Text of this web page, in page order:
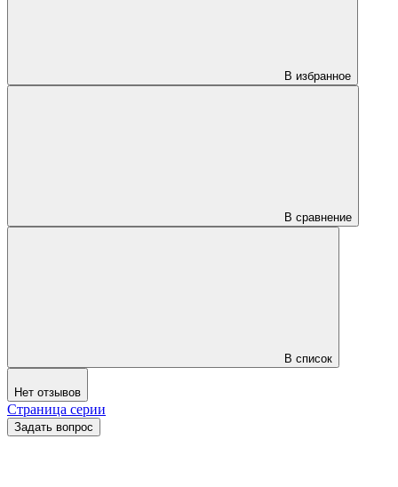
В избранное
В сравнение
В список
Нет отзывов
Страница серии
Задать вопрос